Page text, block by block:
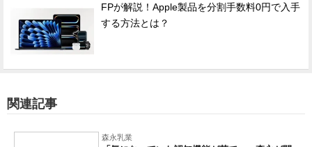
FPが解説！Apple製品を分割手数料0円で入手
する方法とは？
関連記事
森永乳業